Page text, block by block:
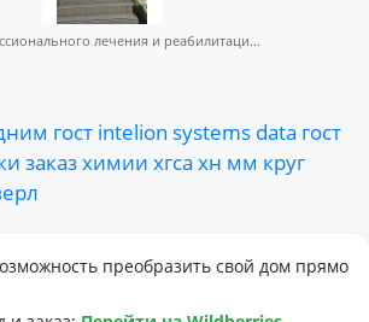
лечения и реабилитаци...
гост intelion systems data гост
заказхимии хгса хн мм круг
преобразить свой дом прямо